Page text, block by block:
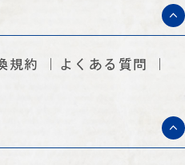
規約 よくある質問